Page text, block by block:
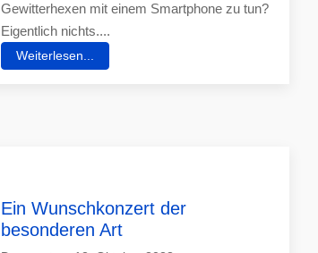
Gewitterhexen mit einem Smartphone zu tun?
Eigentlich nichts....
Weiterlesen...
Ein Wunschkonzert der
besonderen Art